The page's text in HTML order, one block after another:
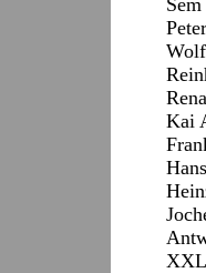
Kai